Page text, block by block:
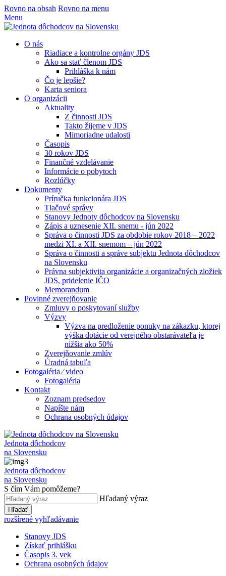
Rovno na obsah Rovno na menu
Menu
O nás
Riadiace a kontrolne orgány JDS
Ako sa stať členom JDS
Prihláška k nám
Čo je lepšie?
Karta seniora
O organizácii
Aktuality
Z činnosti JDS
Takto žijeme v JDS
Mimoriadne udalosti
Časopis
30 rokov JDS
Finančné vzdelávanie
Informácie o pobytoch
Rozlúčky
Dokumenty
Príručka funkcionára JDS
Tlačové správy
Stanovy Jednoty dôchodcov na Slovensku
Zápis a uznesenie XII. snemu - jún 2022
Správa o činnosti JDS za obdobie rokov 2018 – 2022
medzi XI. a XII. snemom – jún 2022
Správa o činnosti a správe subjektu Jednota dôchodcov
na Slovensku
Právna subjektivita organizácie a organizačných zložiek
JDS, pridelenie IČO
Memorandum
Povinné zverejňovanie
Zmluvy o poskytovaní služby
Výzvy
Výzva na predloženie ponuky na zákazku, ktorej
výška dotácie od verejného obstarávateľa je
nižšia ako 50%
Zverejňovanie zmlúv
Úradná tabuľa
Fotogaléria ⁄ video
Fotogaléria
Kontakt
Zoznam predsedov
Napíšte nám
Ochrana osobných údajov
Jednota dôchodcov
na Slovensku
Jednota dôchodcov
na Slovensku
S čím Vám pomôžeme?
Hľadaný výraz
Hľadať
rozšírené vyhľadávanie
Stanovy JDS
Získať prihlášku
Časopis 3. vek
Ochrana osobných údajov